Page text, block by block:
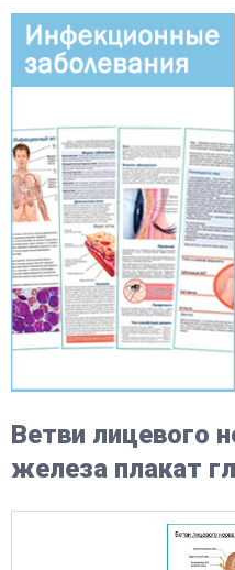
Ветви лицевого
железа плакат